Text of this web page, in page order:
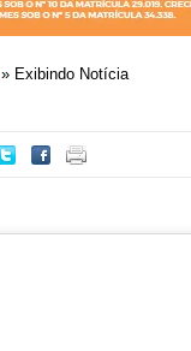
» Exibindo Notícia